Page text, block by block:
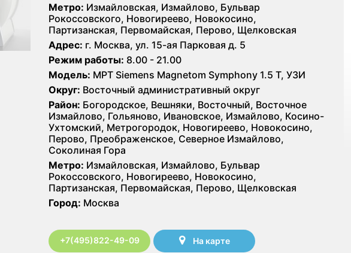
Метро: Измайловская, Измайлово, Бульвар
Рокоссовского, Новогиреево, Новокосино,
Партизанская, Первомайская, Перово, Щелковская
Адрес: г. Москва, ул. 15-ая Парковая д. 5
Режим работы: 8.00 - 21.00
Модель: МРТ Siemens Magnetom Symphony 1.5 Т, УЗИ
Округ: Восточный административный округ
Район: Богородское, Вешняки, Восточный, Восточное
Измайлово, Гольяново, Ивановское, Измайлово, Косино-
Ухтомский, Метрогородок, Новогиреево, Новокосино,
Перово, Преображенское, Северное Измайлово,
Соколиная Гора
Метро: Измайловская, Измайлово, Бульвар
Рокоссовского, Новогиреево, Новокосино,
Партизанская, Первомайская, Перово, Щелковская
Город: Москва
+7(495)822-49-09 На карте